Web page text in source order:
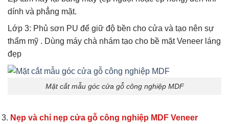
dính và phẳng mặt.
Lớp 3: Phủ sơn PU để giữ độ bền cho cửa và tạo nên sự
thẩm mỹ . Dùng máy chà nhám tạo cho bề mặt Veneer láng
đẹp
Mặt cắt mẫu góc cửa gỗ công nghiệp MDF
Nẹp và chỉ nẹp cửa gỗ công nghiệp MDF Veneer